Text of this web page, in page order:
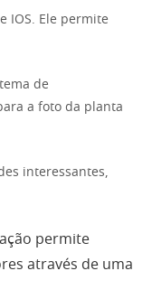
IOS. Ele permite
de
a foto da planta
interessantes,
permite
através de uma